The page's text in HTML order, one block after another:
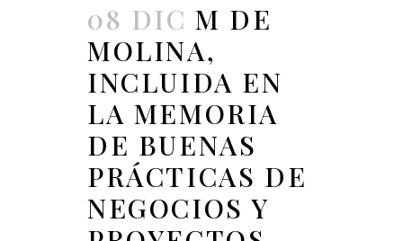
08 DIC M DE
MOLINA,
INCLUIDA EN
LA MEMORIA
DE BUENAS
PRÁCTICAS DE
NEGOCIOS Y